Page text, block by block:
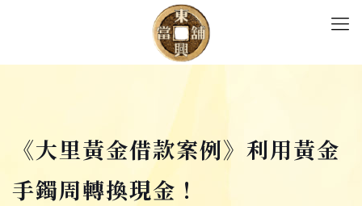
《大里黃金借款案例》利用黃金
手鐲周轉換現金！